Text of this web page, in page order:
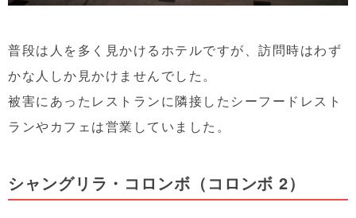
普段は人を多く見かけるホテルですが、訪問時はわず
かな人しか見かけませんでした。
被害にあったレストランに隣接したシーフードレスト
ランやカフェは営業していました。
シャングリラ・コロンボ（コロンボ 2）